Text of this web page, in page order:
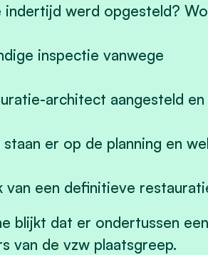
werd opgesteld?
inspectie vanwege
architect aangesteld
er op de planning en
een definitieve
blijkt dat er ondertussen een
van de vzw plaatsgreep.